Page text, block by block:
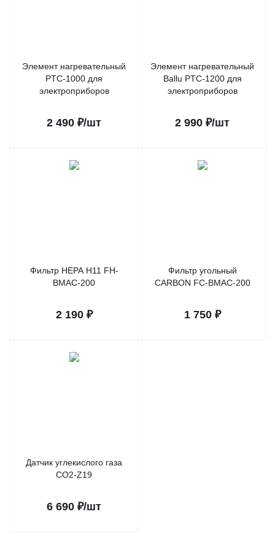
Элемент нагревательный
PTC-1000 для
электроприборов
2 490 ₽/шт
Элемент нагревательный
Ballu PTC-1200 для
электроприборов
2 990 ₽/шт
Фильтр HEPA H11 FH-
BMAC-200
2 190₽
Фильтр угольный
CARBON FC-BMAC-200
1 750₽
Датчик углекислого газа
CO2-Z19
6 690 ₽/шт